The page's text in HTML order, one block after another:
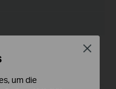
um die
Close